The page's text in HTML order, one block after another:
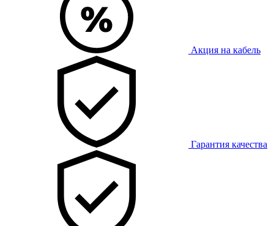
Акция на кабель
Гарантия качества